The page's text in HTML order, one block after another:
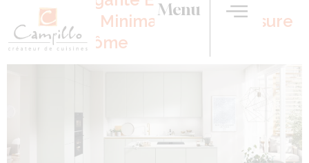
Menu
Charme Du Minimalisme Sur Mesure
Dans La Drôme